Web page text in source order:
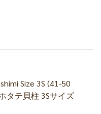
Size 3S (41-50
タテ貝柱 3Sサイズ